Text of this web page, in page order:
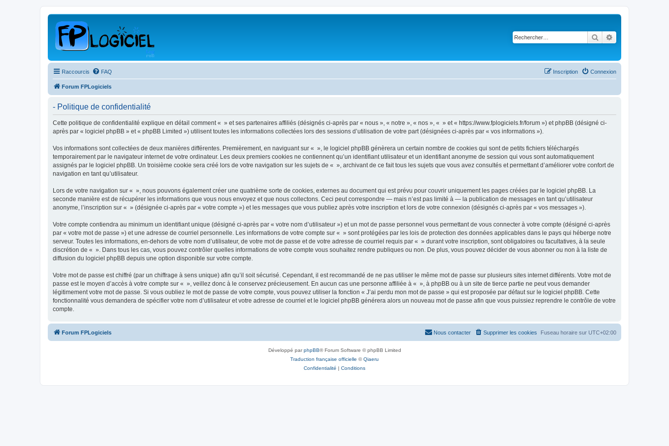
Rechercher
Raccourcis FAQ Connexion
Inscription
Forum FPLogiciels
- Politique de confidentialité
Cette politique de confidentialité explique en détail comment « » et ses partenaires affiliés (désignés ci-après par « nous », « notre », « nos », « » et « https://www.fplogiciels.fr/forum ») et phpBB (désigné ci-
après par « logiciel phpBB » et « phpBB Limited ») utilisent toutes les informations collectées lors des sessions d’utilisation de votre part (désignées ci-après par « vos informations »).
Vos informations sont collectées de deux manières différentes. Premièrement, en naviguant sur « », le logiciel phpBB génèrera un certain nombre de cookies qui sont de petits fichiers téléchargés
temporairement par le navigateur internet de votre ordinateur. Les deux premiers cookies ne contiennent qu’un identifiant utilisateur et un identifiant anonyme de session qui vous sont automatiquement
assignés par le logiciel phpBB. Un troisième cookie sera créé lors de votre navigation sur les sujets de « », archivant de ce fait tous les sujets que vous avez consultés et permettant d’améliorer votre confort de
navigation en tant qu’utilisateur.
Lors de votre navigation sur « », nous pouvons également créer une quatrième sorte de cookies, externes au document qui est prévu pour couvrir uniquement les pages créées par le logiciel phpBB. La
seconde manière est de récupérer les informations que vous nous envoyez et que nous collectons. Ceci peut correspondre — mais n’est pas limité à — la publication de messages en tant qu’utilisateur
anonyme, l’inscription sur « » (désignée ci-après par « votre compte ») et les messages que vous publiez après votre inscription et lors de votre connexion (désignés ci-après par « vos messages »).
Votre compte contiendra au minimum un identifiant unique (désigné ci-après par « votre nom d’utilisateur ») et un mot de passe personnel vous permettant de vous connecter à votre compte (désigné ci-après
par « votre mot de passe ») et une adresse de courriel personnelle. Les informations de votre compte sur « » sont protégées par les lois de protection des données applicables dans le pays qui héberge notre
serveur. Toutes les informations, en-dehors de votre nom d’utilisateur, de votre mot de passe et de votre adresse de courriel requis par « » durant votre inscription, sont obligatoires ou facultatives, à la seule
discrétion de « ». Dans tous les cas, vous pouvez contrôler quelles informations de votre compte vous souhaitez rendre publiques ou non. De plus, vous pouvez décider de vous abonner ou non à la liste de
diffusion du logiciel phpBB depuis une option disponible sur votre compte.
Votre mot de passe est chiffré (par un chiffrage à sens unique) afin qu’il soit sécurisé. Cependant, il est recommandé de ne pas utiliser le même mot de passe sur plusieurs sites internet différents. Votre mot de
passe est le moyen d’accès à votre compte sur « », veillez donc à le conservez précieusement. En aucun cas une personne affiliée à « », à phpBB ou à un site de tierce partie ne peut vous demander
légitimement votre mot de passe. Si vous oubliez le mot de passe de votre compte, vous pouvez utiliser la fonction « J’ai perdu mon mot de passe » qui est proposée par défaut sur le logiciel phpBB. Cette
fonctionnalité vous demandera de spécifier votre nom d’utilisateur et votre adresse de courriel et le logiciel phpBB générera alors un nouveau mot de passe afin que vous puissiez reprendre le contrôle de votre
compte.
Forum FPLogiciels Fuseau horaire sur UTC+02:00
Supprimer les cookies
Nous contacter
Développé parphpBB® Forum Software © phpBB Limited
Traduction française officielle ©Qiaeru
Confidentialité | Conditions